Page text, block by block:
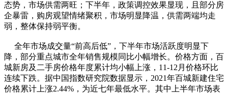
态势，市场供需两旺；下半年，政策调控效果显现，且部分房
企暴雷，购房观望情绪聚积，市场明显降温，供需两端均走
弱，整体保持弱平衡。
全年市场成交量“前高后低”，下半年市场活跃度明显下
降，部分重点城市全年销售规模同比小幅增长。价格方面，百
城新房及二手房价格年度累计均小幅上涨，11-12月价格环比
连续下跌。据中国指数研究院数据显示，2021年百城新建住宅
价格累计上涨2.44%，为近七年最低水平。其中上半年市场表